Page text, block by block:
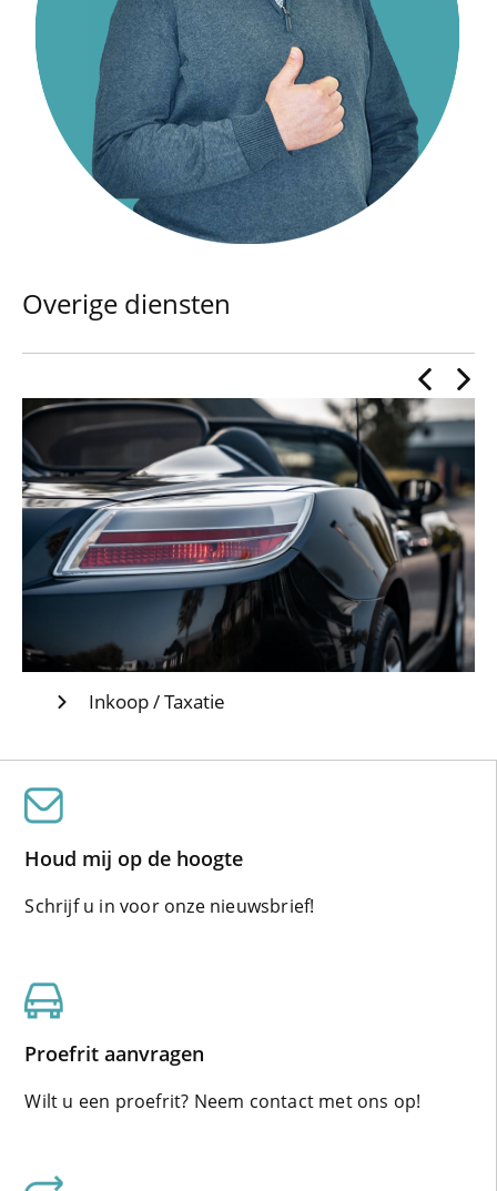
Overige diensten
Inkoop / Taxatie
Houd mij op de hoogte
Schrijf u in voor onze nieuwsbrief!
Proefrit aanvragen
Wilt u een proefrit? Neem contact met ons op!